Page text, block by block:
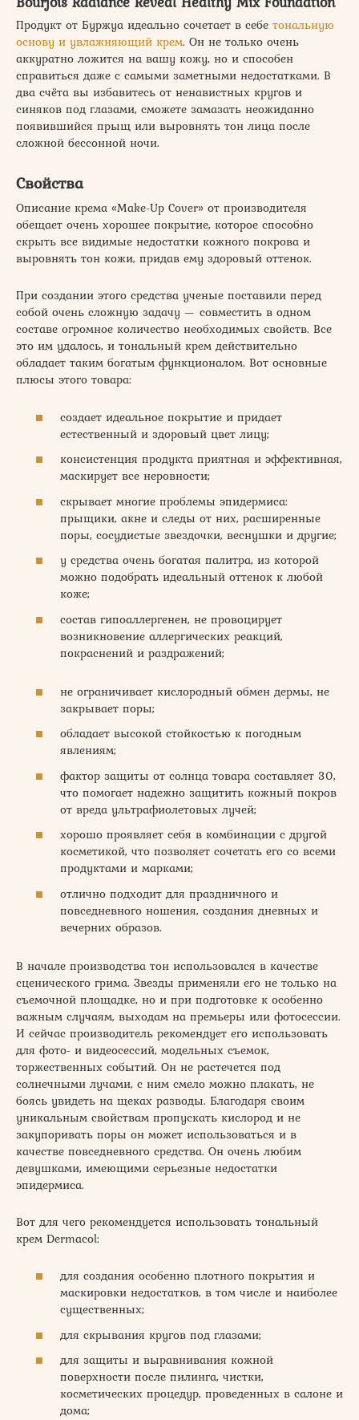
Продукт от Буржуа идеально сочетает в себе тональную
основу и увлажняющий крем. Он не только очень
аккуратно ложится на вашу кожу, но и способен
справиться даже с самыми заметными недостатками. В
два счёта вы избавитесь от ненавистных кругов и
синяков под глазами, сможете замазать неожиданно
появившийся прыщ или выровнять тон лица после
сложной бессонной ночи.
Свойства
Описание крема «Make-Up Cover» от производителя
обещает очень хорошее покрытие, которое способно
скрыть все видимые недостатки кожного покрова и
выровнять тон кожи, придав ему здоровый оттенок.
При создании этого средства ученые поставили перед
собой очень сложную задачу — совместить в одном
составе огромное количество необходимых свойств. Все
это им удалось, и тональный крем действительно
обладает таким богатым функционалом. Вот основные
плюсы этого товара:
создает идеальное покрытие и придает
естественный и здоровый цвет лицу;
консистенция продукта приятная и эффективная,
маскирует все неровности;
скрывает многие проблемы эпидермиса:
прыщики, акне и следы от них, расширенные
поры, сосудистые звездочки, веснушки и другие;
у средства очень богатая палитра, из которой
можно подобрать идеальный оттенок к любой
коже;
состав гипоаллергенен, не провоцирует
возникновение аллергических реакций,
покраснений и раздражений;
не ограничивает кислородный обмен дермы, не
закрывает поры;
обладает высокой стойкостью к погодным
явлениям;
фактор защиты от солнца товара составляет 30,
что помогает надежно защитить кожный покров
от вреда ультрафиолетовых лучей;
хорошо проявляет себя в комбинации с другой
косметикой, что позволяет сочетать его со всеми
продуктами и марками;
отлично подходит для праздничного и
повседневного ношения, создания дневных и
вечерних образов.
В начале производства тон использовался в качестве
сценического грима. Звезды применяли его не только на
съемочной площадке, но и при подготовке к особенно
важным случаям, выходам на премьеры или фотосессии.
И сейчас производитель рекомендует его использовать
для фото- и видеосессий, модельных съемок,
торжественных событий. Он не растечется под
солнечными лучами, с ним смело можно плакать, не
боясь увидеть на щеках разводы. Благодаря своим
уникальным свойствам пропускать кислород и не
закупоривать поры он может использоваться и в
качестве повседневного средства. Он очень любим
девушками, имеющими серьезные недостатки
эпидермиса.
Вот для чего рекомендуется использовать тональный
крем Dermacol:
для создания особенно плотного покрытия и
маскировки недостатков, в том числе и наиболее
существенных;
для скрывания кругов под глазами;
для защиты и выравнивания кожной
поверхности после пилинга, чистки,
косметических процедур, проведенных в салоне и
дома;